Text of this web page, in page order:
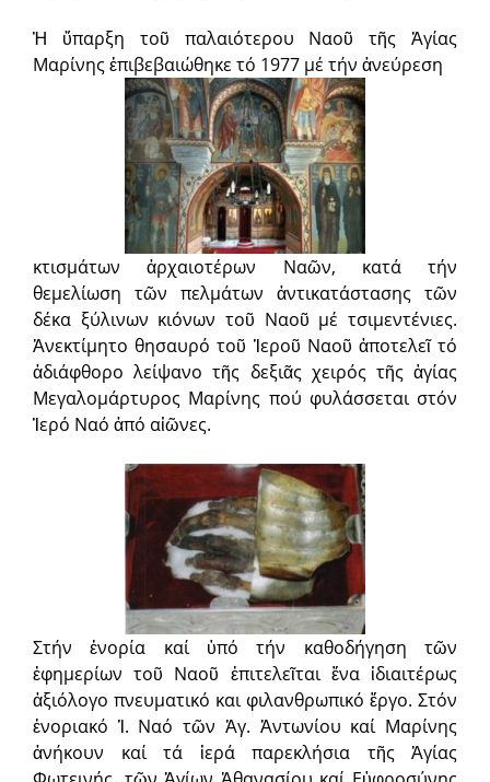
Ἡ ὕπαρξη τοῦ παλαιότερου Ναοῦ τῆς Ἁγίας
Μαρίνης ἐπιβεβαιώθηκε τό 1977 μέ τήν ἀνεύρεση
κτισμάτων ἀρχαιοτέρων Ναῶν, κατά τήν
θεμελίωση τῶν πελμάτων ἀντικατάστασης τῶν
δέκα ξύλινων κιόνων τοῦ Ναοῦ μέ τσιμεντένιες.
Ἀνεκτίμητο θησαυρό τοῦ Ἱεροῦ Ναοῦ ἀποτελεῖ τό
ἀδιάφθορο λείψανο τῆς δεξιᾶς χειρός τῆς ἁγίας
Μεγαλομάρτυρος Μαρίνης πού φυλάσσεται στόν
Ἱερό Ναό ἀπό αἰῶνες.
Στήν ἐνορία καί ὑπό τήν καθοδήγηση τῶν
ἐφημερίων τοῦ Ναοῦ ἐπιτελεῖται ἕνα ἰδιαιτέρως
ἀξιόλογο πνευματικό και φιλανθρωπικό ἔργο. Στόν
ἐνοριακό Ἱ. Ναό τῶν Ἁγ. Ἀντωνίου καί Μαρίνης
ἀνήκουν καί τά ἱερά παρεκλήσια τῆς Ἁγίας